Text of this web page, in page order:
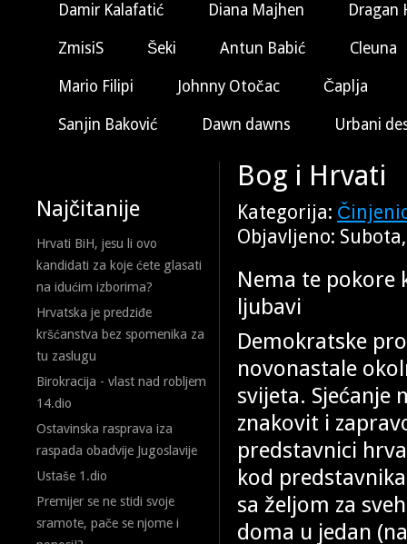
Damir Kalafatić Diana Majhen Dragan
ZmisiS Šeki Antun Babić Cleuna
Mario Filipi Johnny Otočac Čaplja
Sanjin Baković Dawn dawns Urbani
Najčitanije
Hrvati BiH, jesu li ovo
kandidati za koje ćete glasati
na idućim izborima?
Hrvatska je predziđe
kršćanstva bez spomenika za
tu zaslugu
Birokracija - vlast nad robljem
14.dio
Ostavinska rasprava iza
raspada obadvije Jugoslavije
Ustaše 1.dio
Premijer se ne stidi svoje
sramote, pače se njome i
Bog i Hrvati
Kategorija:
Objavljeno:
Nema te pokore
ljubavi
Demokratske
novonastale
svijeta. Sjećanje
znakovit i
predstavnici
kod
sa željom za
doma u jedan